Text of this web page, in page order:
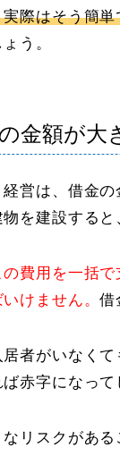
際はそう簡
う。
金額が大
経営は、借金
物を建設する
の費用を一括
いけません。借
者がいなく
赤字になって
なリスクがあ